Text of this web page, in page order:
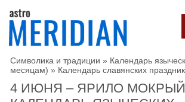
Символика и традиции » Календарь
месяцам) » Календарь славянских
4 ИЮНЯ – ЯРИЛО